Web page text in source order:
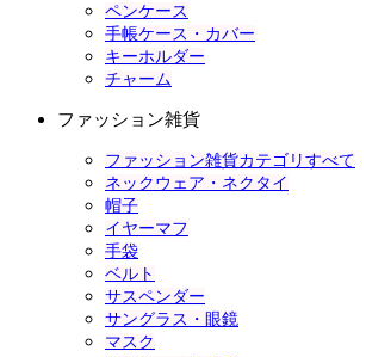
ペンケース
手帳ケース・カバー
キーホルダー
チャーム
ファッション雑貨
ファッション雑貨カテゴリすべて
ネックウェア・ネクタイ
帽子
イヤーマフ
手袋
ベルト
サスペンダー
サングラス・眼鏡
マスク